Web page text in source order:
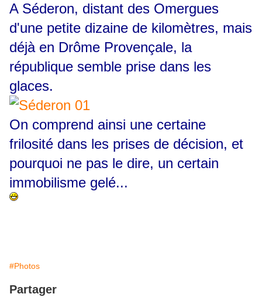
A Séderon, distant des Omergues
d'une petite dizaine de kilomètres, mais
déjà en Drôme Provençale, la
république semble prise dans les
glaces.
On comprend ainsi une certaine
frilosité dans les prises de décision, et
pourquoi ne pas le dire, un certain
immobilisme gelé...
#Photos
Partager